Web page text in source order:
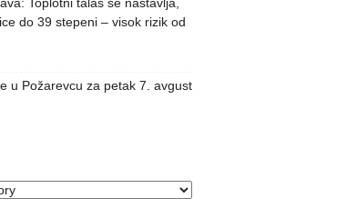
do 39 stepeni – visok rizik od
u Požarevcu za petak 7. avgust